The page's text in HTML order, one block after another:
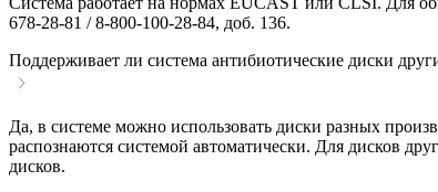
678-28-81 / 8-800-100-28-84, доб. 136.
Поддерживает ли система антибиотические диски
Да, в системе можно использовать диски разных
распознаются системой автоматически. Для дисков
дисков.